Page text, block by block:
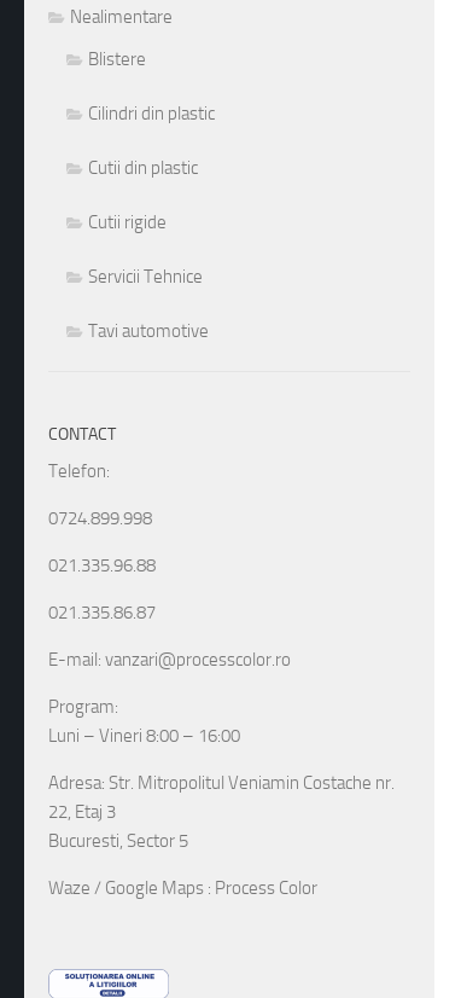
Nealimentare
Blistere
Cilindri din plastic
Cutii din plastic
Cutii rigide
Servicii Tehnice
Tavi automotive
CONTACT
Telefon:
0724.899.998
021.335.96.88
021.335.86.87
E-mail: vanzari@processcolor.ro
Program:
Luni – Vineri 8:00 – 16:00
Adresa: Str. Mitropolitul Veniamin Costache nr.
22, Etaj 3
Bucuresti, Sector 5
Waze / Google Maps : Process Color